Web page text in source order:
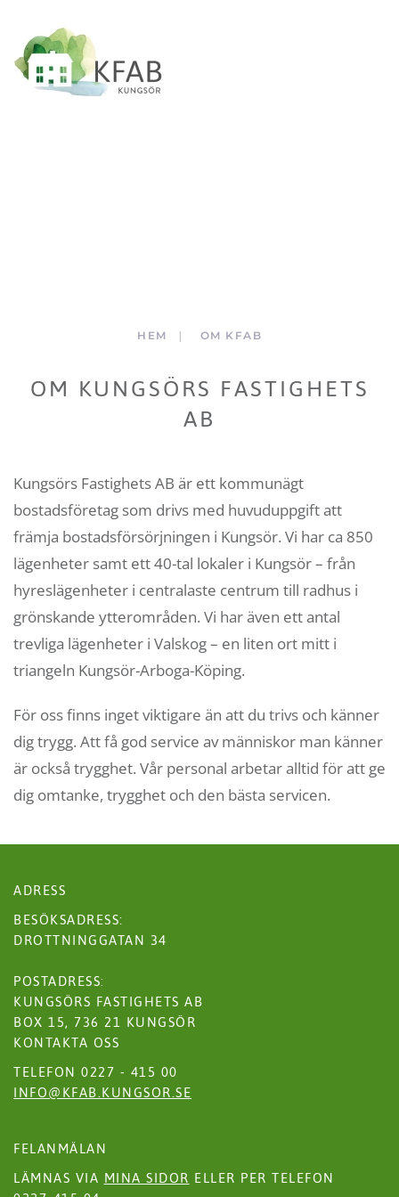
Skip to main content
HEM OM KFAB
OM KUNGSÖRS FASTIGHETS
AB
Kungsörs Fastighets AB är ett kommunägt
bostadsföretag som drivs med huvuduppgift att
främja bostadsförsörjningen i Kungsör. Vi har ca 850
lägenheter samt ett 40-tal lokaler i Kungsör – från
hyreslägenheter i centralaste centrum till radhus i
grönskande ytterområden. Vi har även ett antal
trevliga lägenheter i Valskog – en liten ort mitt i
triangeln Kungsör-Arboga-Köping.
För oss finns inget viktigare än att du trivs och känner
dig trygg. Att få god service av människor man känner
är också trygghet. Vår personal arbetar alltid för att ge
dig omtanke, trygghet och den bästa servicen.
ADRESS
BESÖKSADRESS:
DROTTNINGGATAN 34
POSTADRESS:
KUNGSÖRS FASTIGHETS AB
BOX 15, 736 21 KUNGSÖR
KONTAKTA OSS
TELEFON 0227 - 415 00
INFO@KFAB.KUNGSOR.SE
FELANMÄLAN
LÄMNAS VIA MINA SIDOR ELLER PER TELEFON